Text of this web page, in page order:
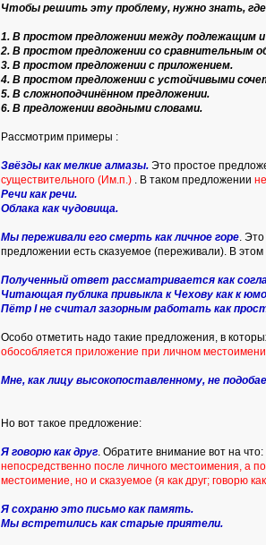
Чтобы решить эту проблему, нужно знать,
1. В простом предложении между подлежащим
2. В простом предложении со сравнительным
3. В простом предложении с приложением.
4. В простом предложении с устойчивыми
5. В сложноподчинённом предложении.
6. В предложении вводными словами.
Рассмотрим примеры :
Звёзды как мелкие алмазы. Это простое
существительного (Им.п.) . В таком предложении
Речи как речи.
Облака как чудовища.
Мы переживали его смерть как личное горе.
предложении есть сказуемое (переживали). В
Полученный ответ рассматривается как
Читающая публика привыкла к Чехову как к
Пётр I не считал зазорным работать как
Особо отметить надо такие предложения, в
обособляется приложение при личном
Мне, как лицу высокопоставленному, не
Но вот такое предложение:
Я говорю как друг. Обратите внимание вот на что:
непосредственно после личного местоимения, а
местоимение, но и сказуемое (я как друг; говорю
Я сохраню это письмо как память.
Мы встретились как старые приятели.